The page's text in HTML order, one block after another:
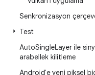
Senkronizasyon
Test
AutoSingleLayer ile
arabellek kilitleme
Android'e yeni piksel